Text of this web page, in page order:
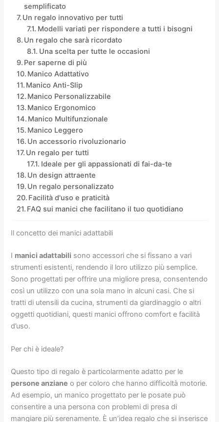
semplificato
Un regalo innovativo per tutti
Modelli variati per rispondere a tutti i bisogni
Un regalo che sarà ricordato
Una scelta per tutte le occasioni
Per saperne di più
Manico Adattativo
Manico Anti-Slip
Manico Personalizzabile
Manico Ergonomico
Manico Multifunzionale
Manico Leggero
Un accessorio rivoluzionario
Un regalo per tutti
Ideale per gli appassionati di fai-da-te
Un design attraente
Un regalo personalizzato
Facilità d'uso e praticità
FAQ sui manici che facilitano il tuo quotidiano
Il concetto dei manici adattabili
I manici adattabili sono accessori che si fissano a vari
strumenti esistenti, rendendo il loro utilizzo più semplice.
Sono progettati per offrire una migliore presa, consentendo
così un utilizzo con una sola mano in alcuni casi. Che si
tratti di utensili da cucina, strumenti da giardinaggio o altri
oggetti quotidiani, questi manici offrono comfort e facilità
d’uso.
Per chi è ideale?
Questo tipo di regalo è particolarmente adatto per le
persone anziane o per coloro che hanno difficoltà motorie.
Ad esempio, un manico progettato per le posate può
consentire a una persona con problemi di presa di
mangiare più serenamente. È un’idea regalo che si inserisce